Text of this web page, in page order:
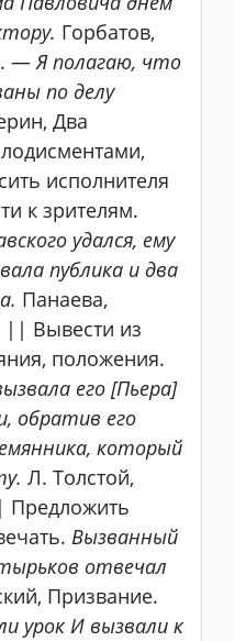
Горбатов,
—Я полагаю, что
по делу
Два
исполнителя
к зрителям.
удался, ему
публика и два
Панаева,
|| Вывести из
положения.
его [Пьера]
обратив его
который
Л. Толстой,
Вызванный
отвечал
Призвание.
урок И вызвали к